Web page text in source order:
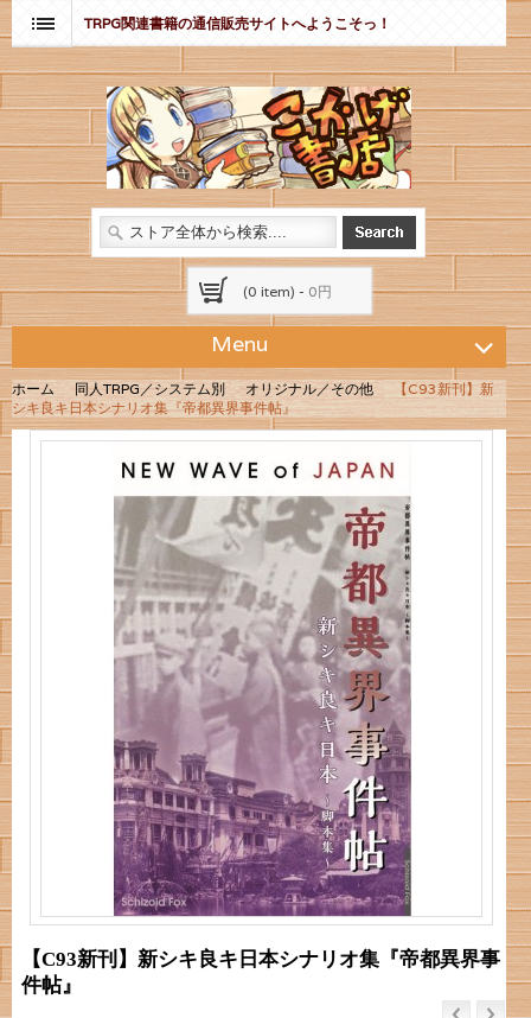
TRPG関連書籍の通信販売サイトへようこそっ！
(0 item) - 0円
Menu
ホーム 同人TRPG／システム別 オリジナル／その他
【C93新刊】新
シキ良キ日本シナリオ集『帝都異界事件帖』
【C93新刊】新シキ良キ日本シナリオ集『帝都異界事
件帖』